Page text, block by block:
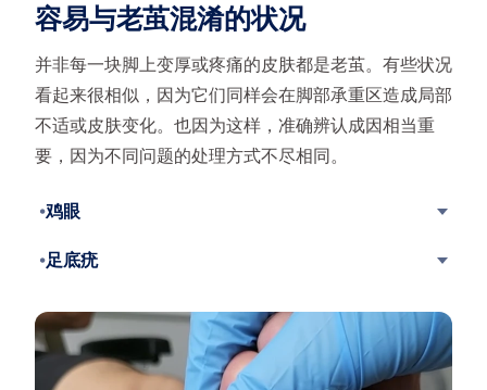
容易与老茧混淆的状况
并非每一块脚上变厚或疼痛的皮肤都是老茧。有些状况
看起来很相似，因为它们同样会在脚部承重区造成局部
不适或皮肤变化。也因为这样，准确辨认成因相当重
要，因为不同问题的处理方式不尽相同。
鸡眼
足底疣